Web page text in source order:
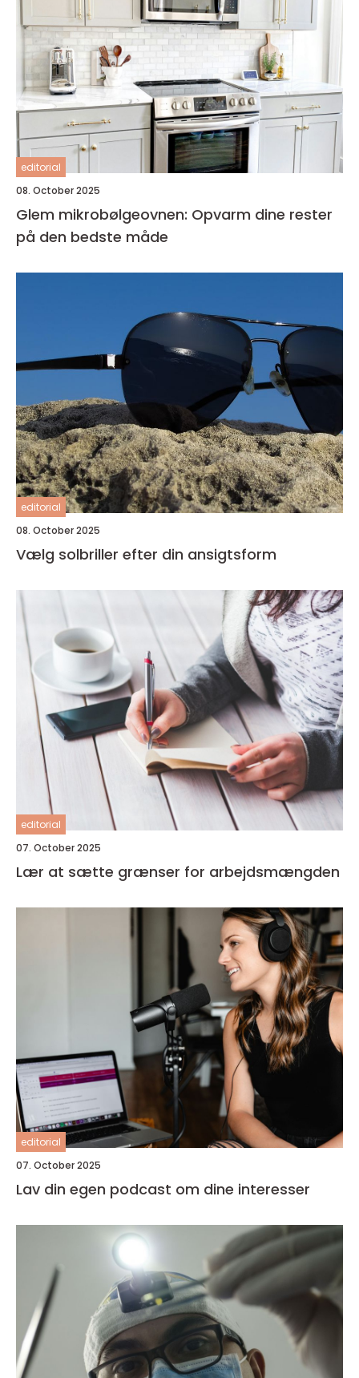
editorial
08. October 2025
Glem mikrobølgeovnen: Opvarm dine rester
på den bedste måde
editorial
08. October 2025
Vælg solbriller efter din ansigtsform
editorial
07. October 2025
Lær at sætte grænser for arbejdsmængden
editorial
07. October 2025
Lav din egen podcast om dine interesser